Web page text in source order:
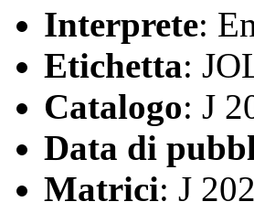
Interprete:
Etichetta:
Catalogo: J
Data di
Matrici: J